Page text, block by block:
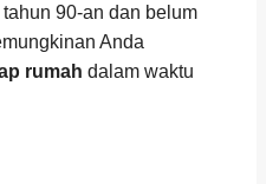
90-an dan belum
Anda
rumah dalam waktu